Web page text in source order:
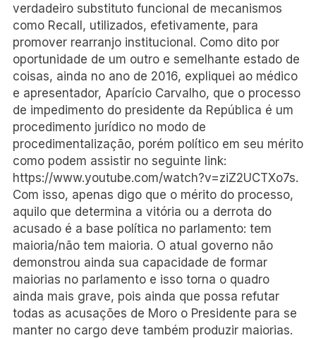
verdadeiro substituto funcional de mecanismos
como Recall, utilizados, efetivamente, para
promover rearranjo institucional. Como dito por
oportunidade de um outro e semelhante estado de
coisas, ainda no ano de 2016, expliquei ao médico
e apresentador, Aparício Carvalho, que o processo
de impedimento do presidente da República é um
procedimento jurídico no modo de
procedimentalização, porém político em seu mérito
como podem assistir no seguinte link:
https://www.youtube.com/watch?v=ziZ2UCTXo7s.
Com isso, apenas digo que o mérito do processo,
aquilo que determina a vitória ou a derrota do
acusado é a base política no parlamento: tem
maioria/não tem maioria. O atual governo não
demonstrou ainda sua capacidade de formar
maiorias no parlamento e isso torna o quadro
ainda mais grave, pois ainda que possa refutar
todas as acusações de Moro o Presidente para se
manter no cargo deve também produzir maiorias.